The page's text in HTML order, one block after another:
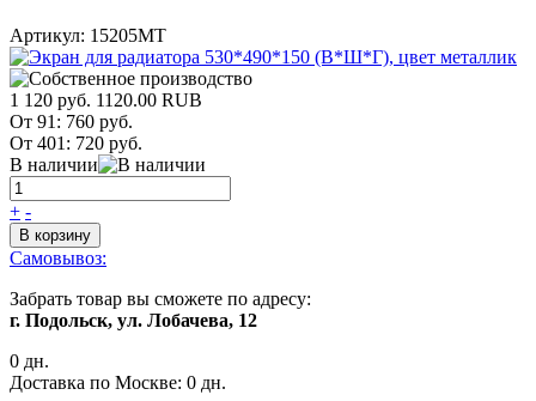
Артикул: 15205MT
1 120 руб. 1120.00 RUB
От 91: 760 руб.
От 401: 720 руб.
В наличии
+ -
В корзину
Самовывоз:
Забрать товар вы сможете по адресу:
г. Подольск, ул. Лобачева, 12
0 дн.
Доставка по Москве: 0 дн.